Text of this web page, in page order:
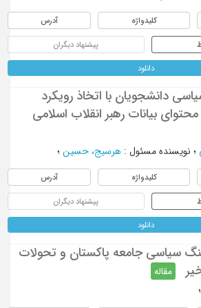
کلیدواژه آدرس
پیشنهاد دیگران
دانلود
دانشجویان با اتخاذ رویکرد
بیانات رهبر انقلاب اسلامی
؛ نویسنده مسئول : هرسیج، حسین؛
کلیدواژه آدرس
پیشنهاد دیگران
دانلود
سیاسی جامعه پاکستان و تحولات
مقاله